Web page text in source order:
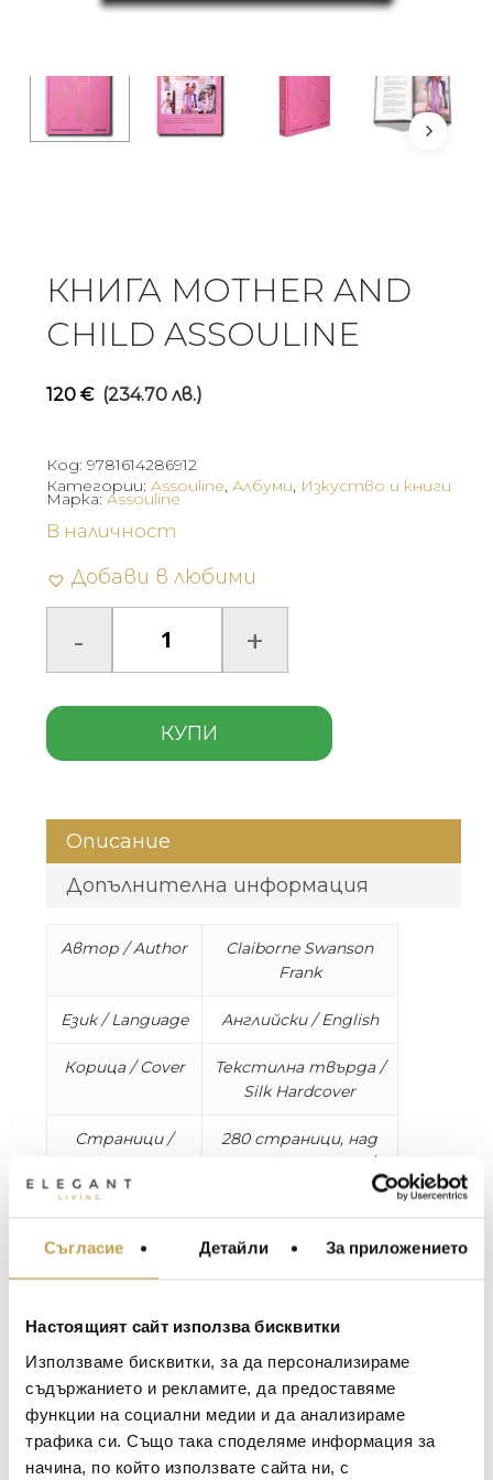
Съгласие Детайли За приложението
Настоящият сайт използва бисквитки
Използваме бисквитки, за да персонализираме
съдържанието и рекламите, да предоставяме
функции на социални медии и да анализираме
трафика си. Също така споделяме информация за
начина, по който използвате сайта ни, с
КНИГА MOTHER AND
CHILD ASSOULINE
120 € (234.70 лв.)
Код: 9781614286912
Категории: Assouline, Албуми, Изкуство и книги
В наличност
Добави в любими
КУПИ
Марка: Assouline
Описание
Допълнителна информация
Автор / Author
Claiborne Swanson
Frank
Език / Language Английски / English
Корица / Cover
Текстилна твърда /
Silk Hardcover
Страници /
280 страници, над
100 илюстрации /
280 pages, over 100
Размери /
Dimensions
W 9.84 x L 12.9 x D 1.57
In the latest body of work by author and
photographer Claiborne Swanson Frank, the
artist set out to explore what modern
motherhood means in the 21st century. Turning
her lens on 70 iconic families of mothers and
children from such celebrated names as Delfina
МЕБЕЛИ ЗА ДОМА И
ЗА МАСАТА
ТЕКСТИЛ ЗА ДОМА
АРОМАТИ ЗА ДОМА
BACCARAT
TOM DIXON
MICHAEL ARAM